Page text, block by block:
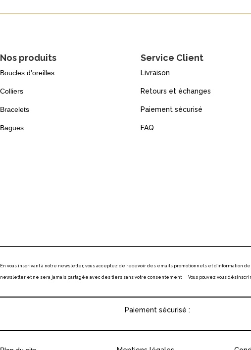
Nos produits
Boucles d’oreilles
Colliers
Bracelets
Bagues
Service Client
Livraison
Retours et échanges
Paiement sécurisé
FAQ
En vous inscrivant à notre newsletter, vous acceptez de recevoir des emails promotionnels et
newsletter et ne sera jamais partagée avec des tiers sans votre consentement. Vous pouvez vous
Paiement sécurisé :